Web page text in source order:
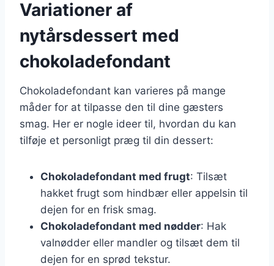
Variationer af
nytårsdessert med
chokoladefondant
Chokoladefondant kan varieres på mange
måder for at tilpasse den til dine gæsters
smag. Her er nogle ideer til, hvordan du kan
tilføje et personligt præg til din dessert:
Chokoladefondant med frugt: Tilsæt
hakket frugt som hindbær eller appelsin til
dejen for en frisk smag.
Chokoladefondant med nødder: Hak
valnødder eller mandler og tilsæt dem til
dejen for en sprød tekstur.